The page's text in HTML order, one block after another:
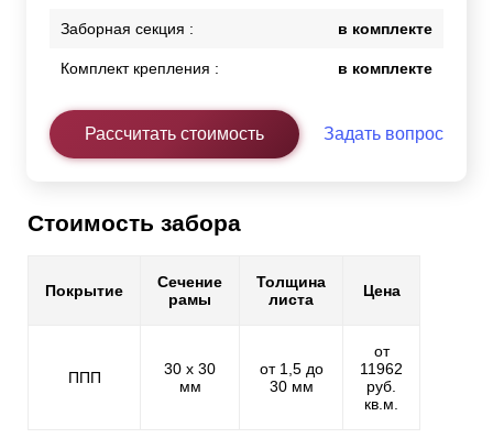
Заборная секция : в комплекте
Комплект крепления : в комплекте
Рассчитать стоимость Задать вопрос
Стоимость забора
Покрытие
Сечение
рамы
Толщина
листа
Цена
ППП
30 х 30
мм
от 1,5 до
30 мм
от
11962
руб.
кв.м.